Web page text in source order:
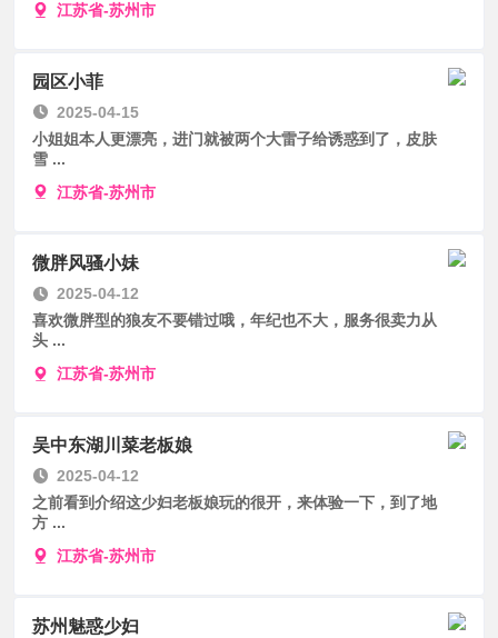
江苏省-苏州市
园区小菲
2025-04-15
小姐姐本人更漂亮，进门就被两个大雷子给诱惑到了，皮肤
雪 ...
江苏省-苏州市
微胖风骚小妹
2025-04-12
喜欢微胖型的狼友不要错过哦，年纪也不大，服务很卖力从
头 ...
江苏省-苏州市
吴中东湖川菜老板娘
2025-04-12
之前看到介绍这少妇老板娘玩的很开，来体验一下，到了地
方 ...
江苏省-苏州市
苏州魅惑少妇